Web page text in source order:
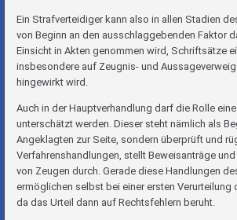
Ein Strafverteidiger kann also in allen Stadien
von Beginn an den ausschlaggebenden Faktor
Einsicht in Akten genommen wird, Schriftsätze
insbesondere auf Zeugnis- und
hingewirkt wird.
Auch in der Hauptverhandlung darf die Rolle
unterschätzt werden. Dieser steht nämlich als
Angeklagten zur Seite, sondern überprüft und
Verfahrenshandlungen, stellt Beweisanträge
von Zeugen durch. Gerade diese Handlungen
ermöglichen selbst bei einer ersten Verurteilung
da das Urteil dann auf Rechtsfehlern beruht.